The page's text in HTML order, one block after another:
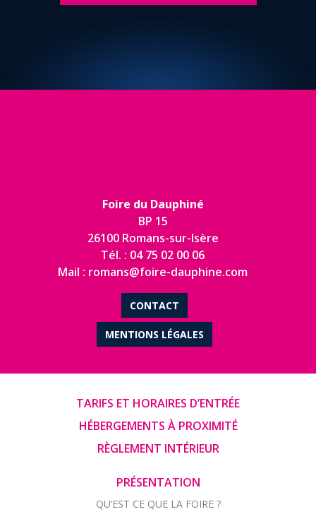
Foire du Dauphiné
BP 15
26100 Romans-sur-Isère
Tél. : 04 75 02 00 06
Mail : romans@foire-dauphine.com
CONTACT
MENTIONS LÉGALES
TARIFS ET HORAIRES D’ENTRÉE
HÉBERGEMENTS À PROXIMITÉ
RÈGLEMENT INTÉRIEUR
PRÉSENTATION
QU’EST CE QUE LA FOIRE ?